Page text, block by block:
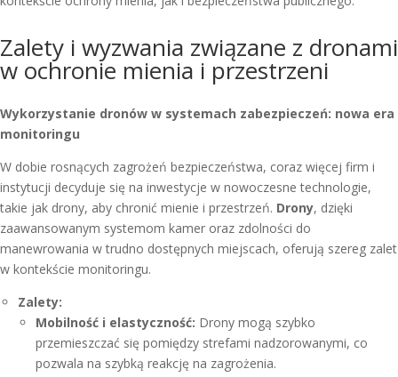
Zalety i wyzwania związane z dronami
w ochronie mienia i przestrzeni
Wykorzystanie dronów w systemach zabezpieczeń: nowa era
monitoringu
W dobie rosnących zagrożeń bezpieczeństwa, coraz więcej firm i
instytucji decyduje się na inwestycje w nowoczesne technologie,
takie jak drony, aby chronić mienie i przestrzeń. Drony, dzięki
zaawansowanym systemom kamer oraz zdolności do
manewrowania w trudno dostępnych miejscach, oferują szereg zalet
w kontekście monitoringu.
Zalety:
Mobilność i elastyczność: Drony mogą szybko
przemieszczać się pomiędzy strefami nadzorowanymi, co
pozwala na szybką reakcję na zagrożenia.